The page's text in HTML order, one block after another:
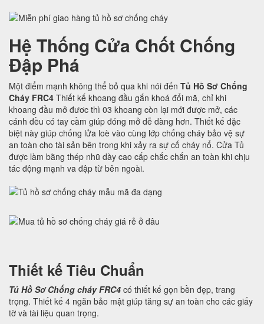
Hệ Thống Cửa Chốt Chống
Đập Phá
Một điểm mạnh không thể bỏ qua khi nói đến Tủ Hồ Sơ Chống
Cháy FRC4 Thiết kế khoang đầu gắn khoá đổi mã, chỉ khi
khoang đầu mở đươc thì 03 khoang còn lại mới được mở, các
cánh đều có tay cầm giúp đóng mở dễ dàng hơn. Thiết kế đặc
biệt này giúp chống lửa loè vào cùng lớp chống cháy bảo vệ sự
an toàn cho tài sản bên trong khi xảy ra sự cố cháy nổ. Cửa Tủ
được làm bằng thép nhũ dày cao cấp chắc chắn an toàn khi chịu
tác động mạnh va đập từ bên ngoài.
Thiết kế Tiêu Chuẩn
Tủ Hồ Sơ Chống cháy FRC4 có thiết kế gọn bền đẹp, trang
trọng. Thiết kế 4 ngăn bảo mật giúp tăng sự an toàn cho các giấy
tờ và tài liệu quan trọng.